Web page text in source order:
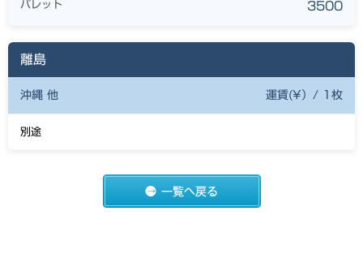
パレット 3500
離島
沖縄 他 運賃(¥）/ 1枚
別途